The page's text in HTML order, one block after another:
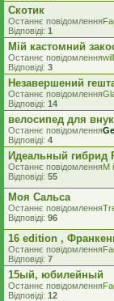
Скотик
Останнє повідомлення
Відповіді: 1
Мій кастомний
Останнє повідомлення
Відповіді: 3
Незавершений
Останнє повідомлення
Відповіді: 14
велосипед для
Останнє повідомлення
Відповіді: 4
Идеальный гибрид
Останнє повідомленняM
Відповіді: 55
Моя Сальса
Останнє повідомлення
Відповіді: 96
16 edition ,
Останнє повідомлення
Відповіді: 7
15ый, юбилейный
Останнє повідомлення
Відповіді: 12